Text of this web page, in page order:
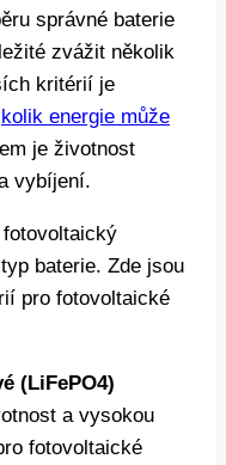
správné baterie
zvážit několik
kritérií je
kolik energie může
je životnost
vybíjení.
baterie. Zde jsou
pro fotovoltaické
(LiFePO4)
a vysokou
fotovoltaické